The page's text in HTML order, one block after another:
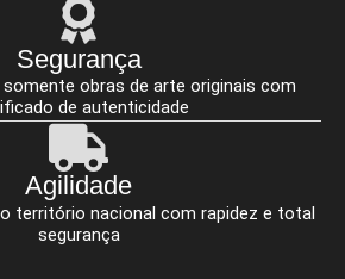
Segurança
obras de arte originais com
de autenticidade
Agilidade
território nacional com rapidez e total
segurança